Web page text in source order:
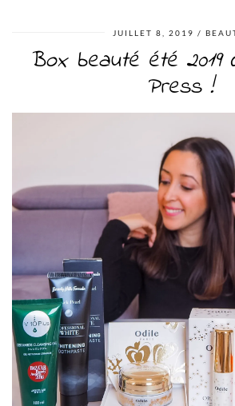
JUILLET 8, 2019
Box beauté été
Press !